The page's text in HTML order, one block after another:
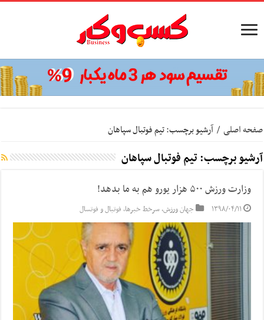
صفحه اصلی / آرشیو برچسب: تيم فوتبال سپاهان
آرشیو برچسب:تيم فوتبال سپاهان
وزارت ورزش ۵۰۰ هزار یورو هم به ما بدهد!
۱۳۹۸/۰۴/۱۱ جهان ورزش,سرخط خبرها, فوتبال و فوتسال